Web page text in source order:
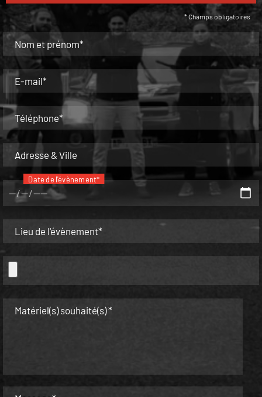
* Champs obligatoires
Nom et prénom*
E-mail*
Téléphone*
Adresse & Ville
Date de l'évènement*
Lieu de l'évènement*
Matériel(s) souhaité(s) *